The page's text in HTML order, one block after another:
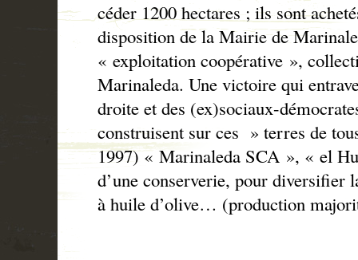
céder 1200 hectares ; ils sont
disposition de la Mairie de
« exploitation coopérative »,
Marinaleda. Une victoire qui
droite et des (ex)sociaux-
construisent sur ces » terres de
1997) « Marinaleda SCA », « el
d’une conserverie, pour diversifier
à huile d’olive… (production